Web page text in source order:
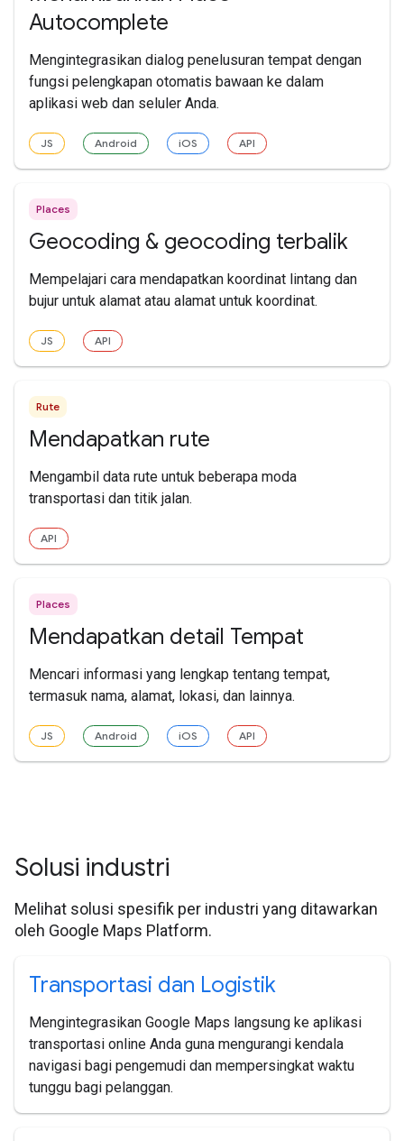
Autocomplete
Mengintegrasikan dialog penelusuran tempat dengan
fungsi pelengkapan otomatis bawaan ke dalam
aplikasi web dan seluler Anda.
JS Android iOS API
Places
Geocoding & geocoding terbalik
Mempelajari cara mendapatkan koordinat lintang dan
bujur untuk alamat atau alamat untuk koordinat.
JS API
Rute
Mendapatkan rute
Mengambil data rute untuk beberapa moda
transportasi dan titik jalan.
API
Places
Mendapatkan detail Tempat
Mencari informasi yang lengkap tentang tempat,
termasuk nama, alamat, lokasi, dan lainnya.
JS Android iOS API
Solusi industri
Melihat solusi spesifik per industri yang ditawarkan
oleh Google Maps Platform.
Transportasi dan Logistik
Mengintegrasikan Google Maps langsung ke aplikasi
transportasi online Anda guna mengurangi kendala
navigasi bagi pengemudi dan mempersingkat waktu
tunggu bagi pelanggan.